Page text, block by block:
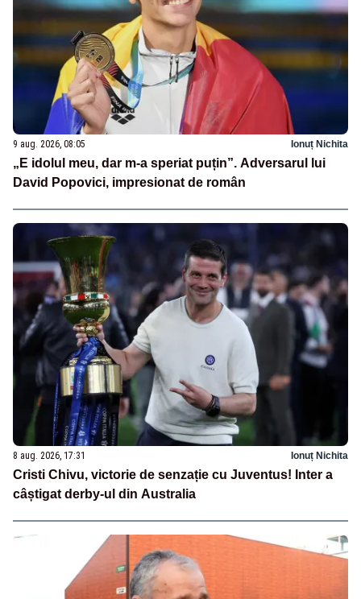
9 aug. 2026, 08:05 Ionuț Nichita
„E idolul meu, dar m-a speriat puțin”. Adversarul lui
David Popovici, impresionat de român
8 aug. 2026, 17:31 Ionuț Nichita
Cristi Chivu, victorie de senzație cu Juventus! Inter a
câștigat derby-ul din Australia